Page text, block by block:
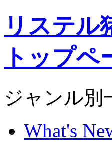
リステル
トップペ
ジャンル別
What's